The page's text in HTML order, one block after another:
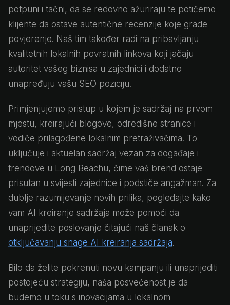
potpuni i tačni, da se redovno ažuriraju te potičemo
klijente da ostave autentične recenzije koje grade
povjerenje. Naš tim također radi na pribavljanju
kvalitetnih lokalnih povratnih linkova koji jačaju
autoritet vašeg biznisa u zajednici i dodatno
unapređuju vašu SEO poziciju.
Primjenjujemo pristup u kojem je sadržaj na prvom
mjestu, kreirajući blogove, odredišne stranice i
vodiče prilagođene lokalnim pretraživačima. To
uključuje i aktuelan sadržaj vezan za događaje i
trendove u Long Beachu, čime vaš brend ostaje
prisutan u svijesti zajednice i podstiče angažman. Za
dublje razumijevanje novih prilika, pogledajte kako
vam AI kreiranje sadržaja može pomoći da
unaprijedite poslovanje čitajući naš članak o
otključavanju snage AI kreiranja sadržaja.
Bilo da želite pokrenuti novu kampanju ili unaprijediti
postojeću strategiju, naša posvećenost je da
budemo u toku s inovacijama u lokalnom